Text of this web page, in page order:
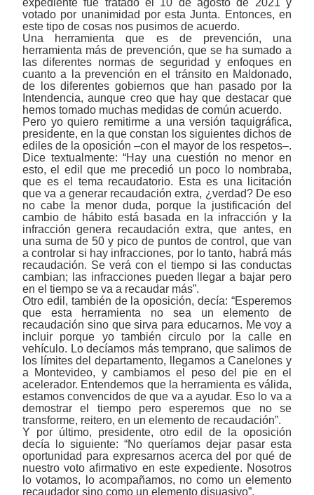
votado por unanimidad por esta Junta. Entonces, en
este tipo de cosas nos pusimos de acuerdo.
Una herramienta que es de prevención, una
herramienta más de prevención, que se ha sumado a
las diferentes normas de seguridad y enfoques en
cuanto a la prevención en el tránsito en Maldonado,
de los diferentes gobiernos que han pasado por la
Intendencia, aunque creo que hay que destacar que
hemos tomado muchas medidas de común acuerdo.
Pero yo quiero remitirme a una versión taquigráfica,
presidente, en la que constan los siguientes dichos de
ediles de la oposición ‒con el mayor de los respetos‒.
Dice textualmente: “Hay una cuestión no menor en
esto, el edil que me precedió un poco lo nombraba,
que es el tema recaudatorio. Esta es una licitación
que va a generar recaudación extra, ¿verdad? De eso
no cabe la menor duda, porque la justificación del
cambio de hábito está basada en la infracción y la
infracción genera recaudación extra, que antes, en
una suma de 50 y pico de puntos de control, que van
a controlar si hay infracciones, por lo tanto, habrá más
recaudación. Se verá con el tiempo si las conductas
cambian; las infracciones pueden llegar a bajar pero
en el tiempo se va a recaudar más”.
Otro edil, también de la oposición, decía: “Esperemos
que esta herramienta no sea un elemento de
recaudación sino que sirva para educarnos. Me voy a
incluir porque yo también circulo por la calle en
vehículo. Lo decíamos más temprano, que salimos de
los límites del departamento, llegamos a Canelones y
a Montevideo, y cambiamos el peso del pie en el
acelerador. Entendemos que la herramienta es válida,
estamos convencidos de que va a ayudar. Eso lo va a
demostrar el tiempo pero esperemos que no se
transforme, reitero, en un elemento de recaudación”.
Y por último, presidente, otro edil de la oposición
decía lo siguiente: “No queríamos dejar pasar esta
oportunidad para expresarnos acerca del por qué de
nuestro voto afirmativo en este expediente. Nosotros
lo votamos, lo acompañamos, no como un elemento
recaudador sino como un elemento disuasivo”.